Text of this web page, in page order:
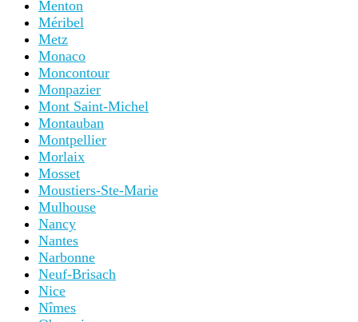
Menton
Méribel
Metz
Monaco
Moncontour
Monpazier
Mont Saint-Michel
Montauban
Montpellier
Morlaix
Mosset
Moustiers-Ste-Marie
Mulhouse
Nancy
Nantes
Narbonne
Neuf-Brisach
Nice
Nîmes